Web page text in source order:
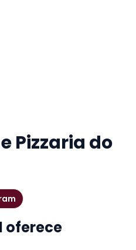
Pizzaria do
oferece